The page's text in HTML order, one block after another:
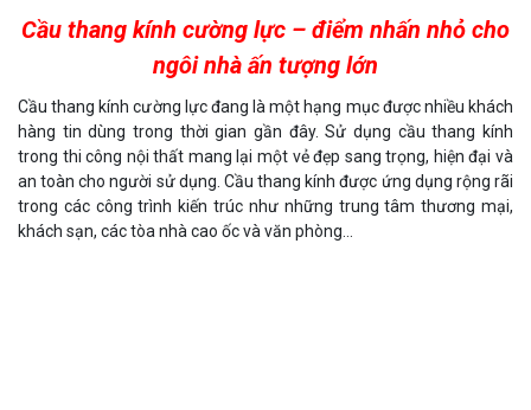
Cầu thang kính cường lực – điểm nhấn nhỏ cho
ngôi nhà ấn tượng lớn
Cầu thang kính cường lực đang là một hạng mục được nhiều khách
hàng tin dùng trong thời gian gần đây. Sử dụng cầu thang kính
trong thi công nội thất mang lại một vẻ đẹp sang trọng, hiện đại và
an toàn cho người sử dụng. Cầu thang kính được ứng dụng rộng rãi
trong các công trình kiến trúc như những trung tâm thương mại,
khách sạn, các tòa nhà cao ốc và văn phòng…